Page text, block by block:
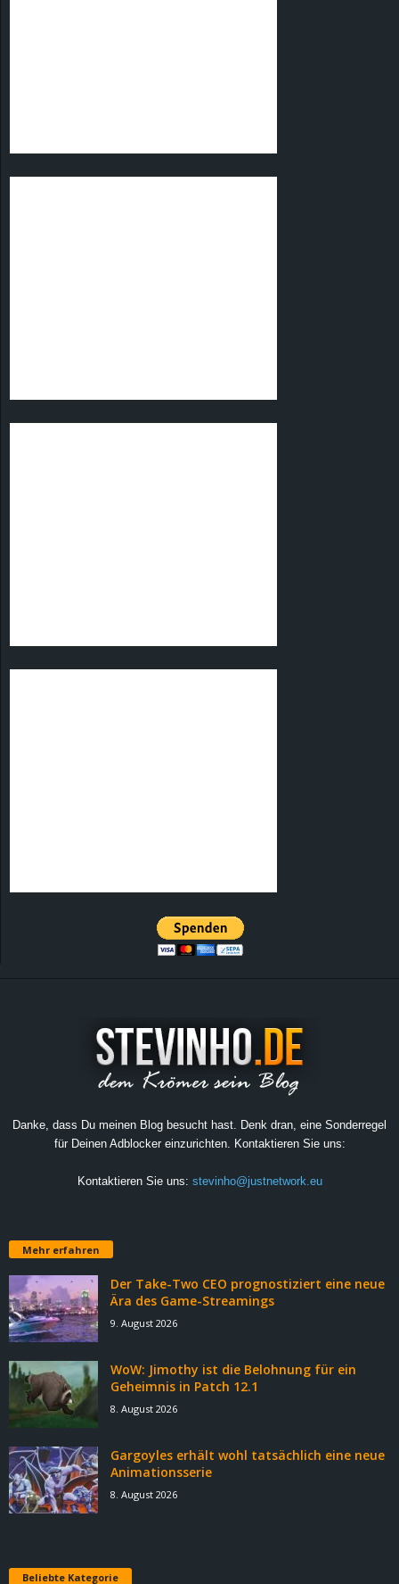
Danke, dass Du meinen Blog besucht hast. Denk dran, eine Sonderregel
für Deinen Adblocker einzurichten. Kontaktieren Sie uns:
Kontaktieren Sie uns: stevinho@justnetwork.eu
Mehr erfahren
Der Take-Two CEO prognostiziert eine neue
Ära des Game-Streamings
9. August 2026
WoW: Jimothy ist die Belohnung für ein
Geheimnis in Patch 12.1
8. August 2026
Gargoyles erhält wohl tatsächlich eine neue
Animationsserie
8. August 2026
Beliebte Kategorie